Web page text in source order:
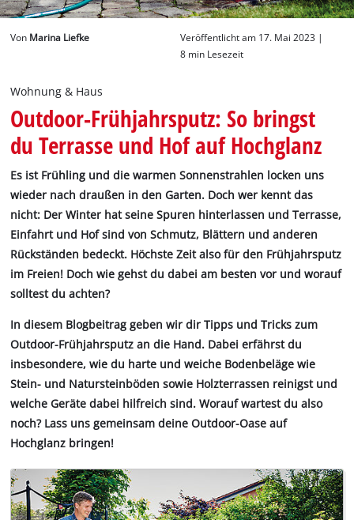
Deutsch
DEDeutsch
Von Marina Liefke
Veröffentlicht am 17. Mai 2023 |
8 min Lesezeit
Wohnung & Haus
Outdoor-Frühjahrsputz: So bringst
du Terrasse und Hof auf Hochglanz
Es ist Frühling und die warmen Sonnenstrahlen locken uns
wieder nach draußen in den Garten. Doch wer kennt das
nicht: Der Winter hat seine Spuren hinterlassen und Terrasse,
Einfahrt und Hof sind von Schmutz, Blättern und anderen
Rückständen bedeckt. Höchste Zeit also für den Frühjahrsputz
im Freien! Doch wie gehst du dabei am besten vor und worauf
solltest du achten?
In diesem Blogbeitrag geben wir dir Tipps und Tricks zum
Outdoor-Frühjahrsputz an die Hand. Dabei erfährst du
insbesondere, wie du harte und weiche Bodenbeläge wie
Stein- und Natursteinböden sowie Holzterrassen reinigst und
welche Geräte dabei hilfreich sind. Worauf wartest du also
noch? Lass uns gemeinsam deine Outdoor-Oase auf
Hochglanz bringen!